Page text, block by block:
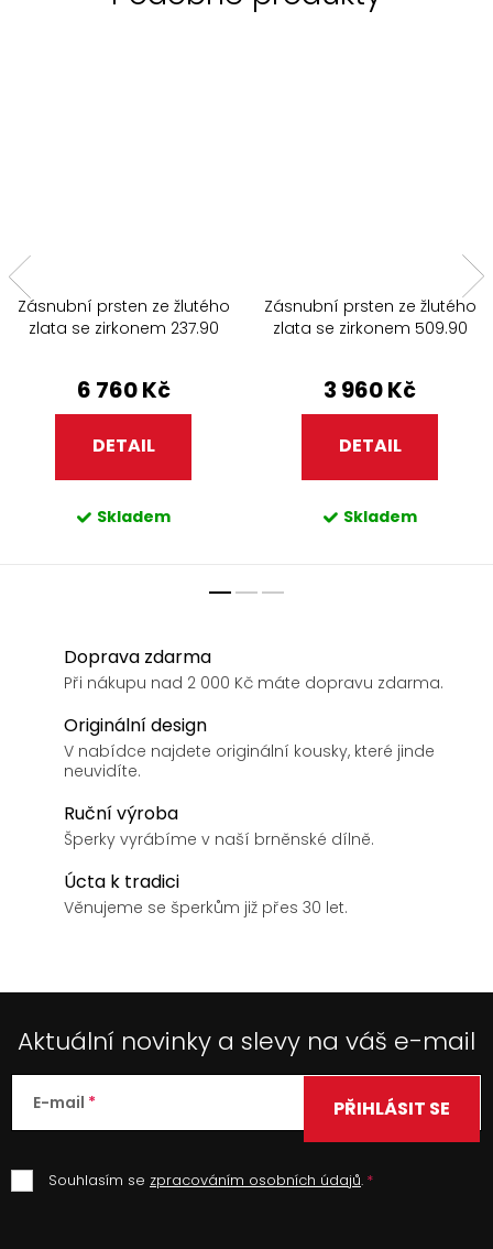
Zásnubní prsten ze žlutého
zlata se zirkonem 237.90
6 760 Kč
DETAIL
Skladem
Zásnubní prsten ze žlutého
zlata se zirkonem 509.90
3 960 Kč
DETAIL
Skladem
Doprava zdarma
Při nákupu nad 2 000 Kč máte dopravu zdarma.
Originální design
V nabídce najdete originální kousky, které jinde
neuvidíte.
Ruční výroba
Šperky vyrábíme v naší brněnské dílně.
Úcta k tradici
Věnujeme se šperkům již přes 30 let.
Aktuální novinky a slevy na váš e-mail
E-mail
Souhlasím se zpracováním osobních údajů.
PŘIHLÁSIT SE